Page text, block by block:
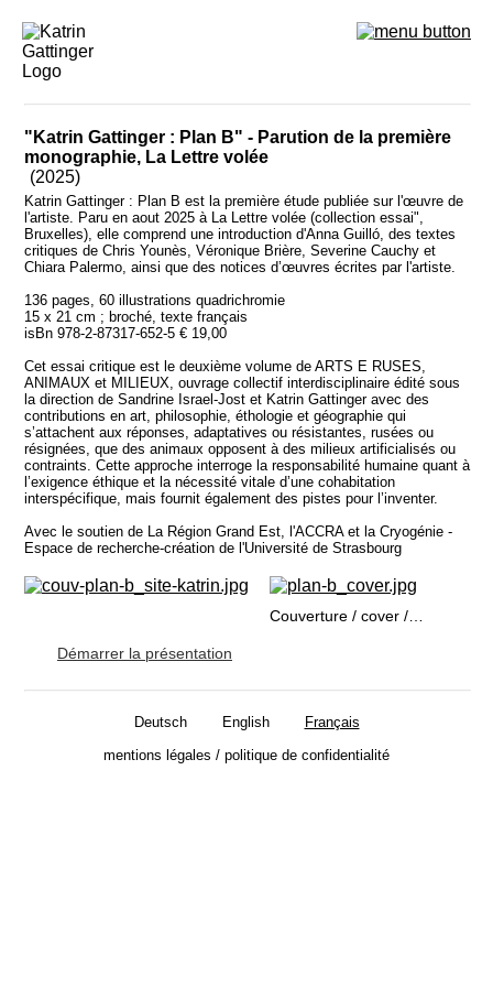
"Katrin Gattinger : Plan B" - Parution de la première
monographie, La Lettre volée
(2025)
Katrin Gattinger : Plan B est la première étude publiée sur l'œuvre de
l'artiste. Paru en aout 2025 à La Lettre volée (collection essai",
Bruxelles), elle comprend une introduction d'Anna Guilló, des textes
critiques de Chris Younès, Véronique Brière, Severine Cauchy et
Chiara Palermo, ainsi que des notices d’œuvres écrites par l'artiste.
136 pages, 60 illustrations quadrichromie
15 x 21 cm ; broché, texte français
isBn 978-2-87317-652-5 € 19,00
Cet essai critique est le deuxième volume de ARTS E RUSES,
ANIMAUX et MILIEUX, ouvrage collectif interdisciplinaire édité sous
la direction de Sandrine Israel-Jost et Katrin Gattinger avec des
contributions en art, philosophie, éthologie et géographie qui
s’attachent aux réponses, adaptatives ou résistantes, rusées ou
résignées, que des animaux opposent à des milieux artificialisés ou
contraints. Cette approche interroge la responsabilité humaine quant à
l’exigence éthique et la nécessité vitale d’une cohabitation
interspécifique, mais fournit également des pistes pour l’inventer.
Avec le soutien de La Région Grand Est, l'ACCRA et la Cryogénie -
Espace de recherche-création de l'Université de Strasbourg
Démarrer la présentation
Deutsch English
Français
mentions légales / politique de confidentialité